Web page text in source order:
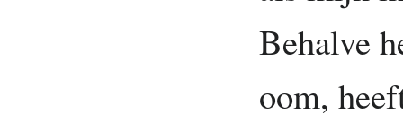
Behalve
oom,